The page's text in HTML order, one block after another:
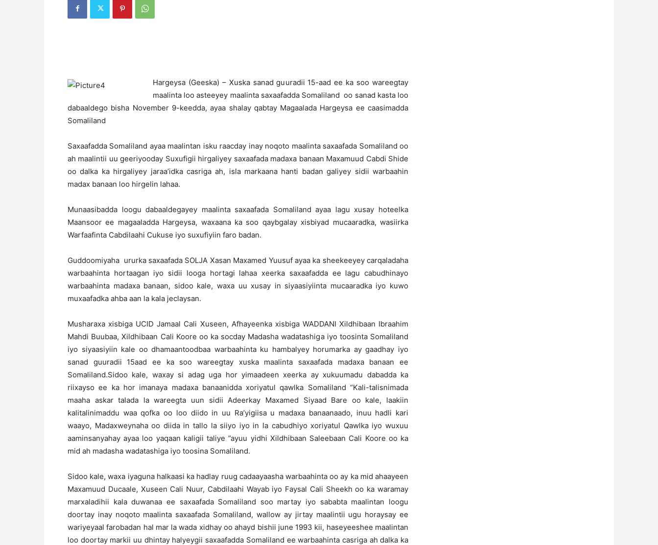
Hargeysa (Geeska) – Xuska sanad guuradii 15-aad ee ka soo wareegtay
maalinta loo asteeyey maalinta saxaafadda Somaliland oo sanad kasta loo
dabaaldego bisha November 9-keedda, ayaa shalay qabtay Magaalada Hargeysa ee caasimadda
Somaliland
Saxaafadda Somaliland ayaa maalintan isku raacday inay noqoto maalinta saxaafada Somaliland oo
ah maalintii uu geeriyooday Suxufigii hirgaliyey saxaafada madaxa banaan Maxamuud Cabdi Shide
oo dalka ka hirgaliyey jaraa’idka casriga ah, isla markaana hanti badan galiyey sidii warbaahin
madax banaan loo hirgelin lahaa.
Munaasibadda loogu dabaaldegayey maalinta saxaafada Somaliland ayaa lagu xusay hoteelka
Maansoor ee magaaladda Hargeysa, waxaana ka soo qaybgalay xisbiyad mucaaradka, wasiirka
Warfaafinta Cabdilaahi Cukuse iyo suxufiyiin faro badan.
Guddoomiyaha ururka saxaafada SOLJA Xasan Maxamed Yuusuf ayaa ka sheekeeyey carqaladaha
warbaahinta hortaagan iyo sidii looga hortagi lahaa xeerka saxaafadda ee lagu cabudhinayo
warbaahinta madaxa banaan, sidoo kale, waxa uu xusay in siyaasiyiinta mucaaradka iyo kuwo
muxaafadka ahba aan la kala jeclaysan.
Musharaxa xisbiga UCID Jamaal Cali Xuseen, Afhayeenka xisbiga WADDANI Xildhibaan Ibraahim
Mahdi Buubaa, Xildhibaan Cali Koore oo ka socday Madasha wadatashiga iyo toosinta Somaliland
iyo siyaasiyiin kale oo dhamaantoodbaa warbaahinta ku hambalyey horumarka ay gaadhay iyo
sanad guuradii 15aad ee ka soo wareegtay xuska maalinta saxaafada madaxa banaan ee
Somaliland.Sidoo kale, waxay si adag uga hor yimaadeen xeerka ay xukuumadu dabadda ka
riixayso ee ka hor imanaya madaxa banaanidda xoriyatul qawlka Somaliland “Kali-talisnimada
maaha askar talada la wareegta uun sidii Adeerkay Maxamed Siyaad Bare oo kale, laakiin
kalitalinimaddu waa qofka oo loo diido in uu Ra’yigiisa u madaxa banaanaado, inuu hadli kari
waayo, Madaxweynaha oo diida in tallo la siiyo iyo in la cabudhiyo xoriyatul Qawlka iyo wuxuu
aaminsanyahay ayaa loo yaqaan kaligii taliye ”ayuu yidhi Xildhibaan Saleebaan Cali Koore oo ka
mid ah madasha wadatashiga iyo toosina Somaliland.
Sidoo kale, waxa iyaguna halkaasi ka hadlay ruug cadaayaasha warbaahinta oo ay ka mid ahaayeen
Maxamuud Ducaale, Xuseen Cali Nuur, Cabdilaahi Wayab iyo Faysal Cali Sheekh oo ka waramay
marxaladihii kala duwanaa ee saxaafada Somaliland soo martay iyo sababta maalintan loogu
doortay inay noqoto maalinta saxaafada Somaliland, wallow ay jirtay maalintii ugu horaysay ee
wariyeyaal farobadan hal mar la wada xidhay oo ahayd bishii june 1993 kii, haseyeeshee maalintan
loo doortay markii uu dhintay halyeygii saxaafadda Somaliland ee warbaahinta casriga ah dalka ka